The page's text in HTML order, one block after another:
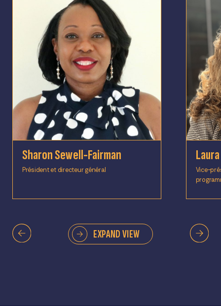
Sharon Sewell-Fairman
Président et directeur général
Vice-
EXPAND VIEW